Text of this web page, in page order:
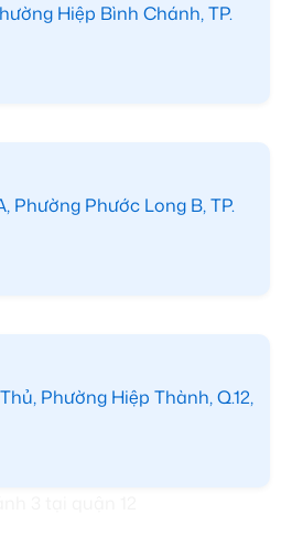
Hiệp Bình Chánh, TP.
Phường Phước Long B, TP.
Phường Hiệp Thành, Q.12,